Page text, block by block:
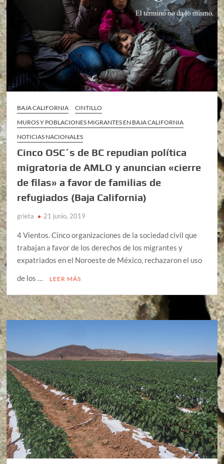
BAJA CALIFORNIA
CINTILLO
MUROS Y POBLACIONES MIGRANTES EN BAJA CALIFORNIA
NOTICIAS NACIONALES
Cinco OSC´s de BC repudian política
migratoria de AMLO y anuncian «cierre
de filas» a favor de familias de
refugiados (Baja California)
grieta 21 junio, 2019
4 Vientos. Cinco organizaciones de la sociedad civil que
trabajan a favor de los derechos de los migrantes y
expatriados en el Noroeste de México, rechazaron el uso
de los …
LEER MÁS